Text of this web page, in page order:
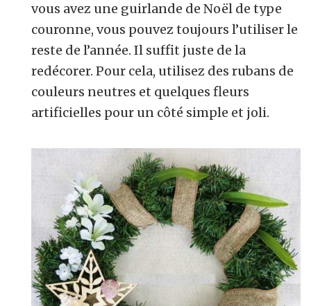
vous avez une guirlande de Noël de type
couronne, vous pouvez toujours l’utiliser le
reste de l’année. Il suffit juste de la
redécorer. Pour cela, utilisez des rubans de
couleurs neutres et quelques fleurs
artificielles pour un côté simple et joli.